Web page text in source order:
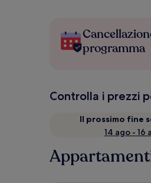
programma
Controlla i prezzi
Il prossimo fine
14 ago - 16